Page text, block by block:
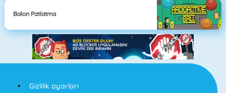
Balon Patlatma
Gizlilik ayarları